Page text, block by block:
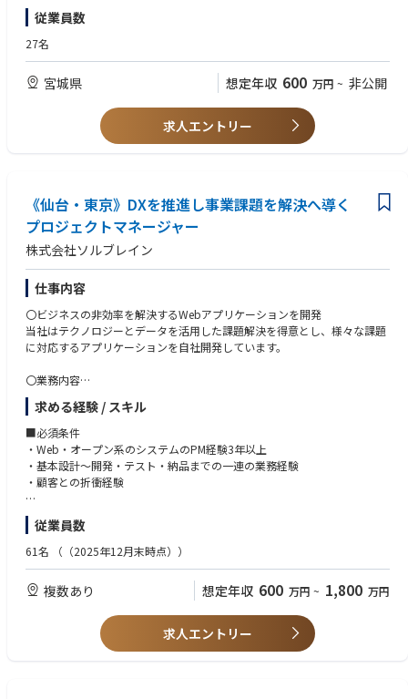
■歓迎条件
・技術士等の資格保有者
【弊社の社員】
七十七銀行における調査研究やコンサルティング業務の経験を踏まえて力
を発揮する社員や、中途採用でそれまでのシンクタンクやコンサルティン
グファームでの経験を活かして活躍する社員など、多様なバックグラウン
ドを持つ仲間がチームで働いています。
従業員数
27名
宮城県 想定年収 600 万円 ~ 非公開
求人エントリー
《仙台・東京》DXを推進し事業課題を解決へ導く
プロジェクトマネージャー
株式会社ソルブレイン
仕事内容
〇ビジネスの非効率を解決するWebアプリケーションを開発
当社はテクノロジーとデータを活用した課題解決を得意とし、様々な課題
に対応するアプリケーションを自社開発しています。
〇業務内容
当ポジションは営業やエンジニアメンバーと連携し、DX・BPR領域のプロ
ジェクトマネジメントをご担当いただきます。
・業務課題を解決するシステム開発プロジェクトマネジメント全般
・プロジェクト新規立ち上げ、計画、管理、実行、運用
・メンバーマネジメント
・顧客折衝 等
＜主なプロジェクト例（一部）＞
・大規模コールセンター用CTIシステム
・GPSと車両映像データを活用した車両燃料管理システム
・電話とバックエンドのデータを連結するデータコネクトシステム
・カスタマーサクセスの効率化を実現するマーケティングシステム 等
＜使用している言語やツール（一部）＞
・OS: Amazon Linux, Ubuntu, CentOS
求める経験 / スキル
■必須条件
・Web・オープン系のシステムのPM経験3年以上
・基本設計～開発・テスト・納品までの一連の業務経験
・顧客との折衝経験
■歓迎要件
・Webアプリケーションの要件定義/設計/製造/テスト/運用の一連業務の
ご経験
マ、システムエンジニアでご経験を積まれた方大歓迎です。
・プログラミングが好きな方
・技術好奇心が強い方
従業員数
61名 （（2025年12月末時点））
複数あり 想定年収 600 万円 ~ 1,800 万円
求人エントリー